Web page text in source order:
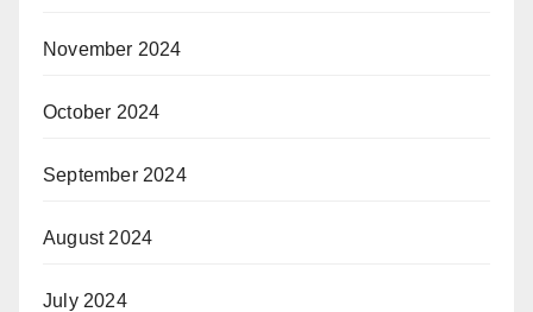
November 2024
October 2024
September 2024
August 2024
July 2024